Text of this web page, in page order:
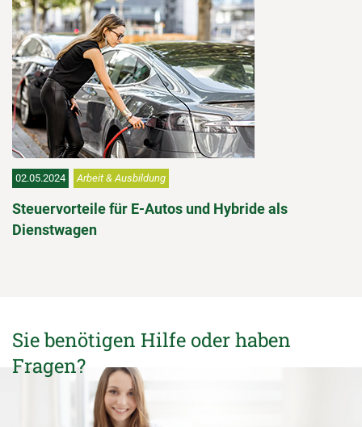
02.05.2024 Arbeit & Ausbildung
Steuervorteile für E-Autos und Hybride als
Dienstwagen
Sie benötigen Hilfe oder haben
Fragen?